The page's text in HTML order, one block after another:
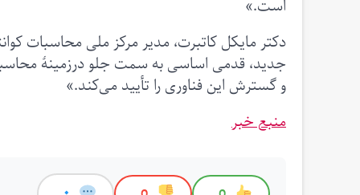
است.»
دکتر مایکل کاتبرت، مدیر مرکز ملی محاسبات
جدید، قدمی اساسی‌ به سمت جلو درزمینهٔ
و گسترش این فناوری را تأیید می‌کند.»
منبع خبر